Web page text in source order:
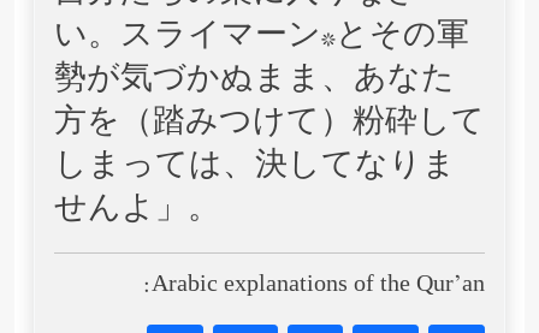
い。スライマーン*とその軍
勢が気づかぬまま、あなた
方を（踏みつけて）粉砕して
しまっては、決してなりま
せんよ」。
Arabic explanations of the Qur’an: